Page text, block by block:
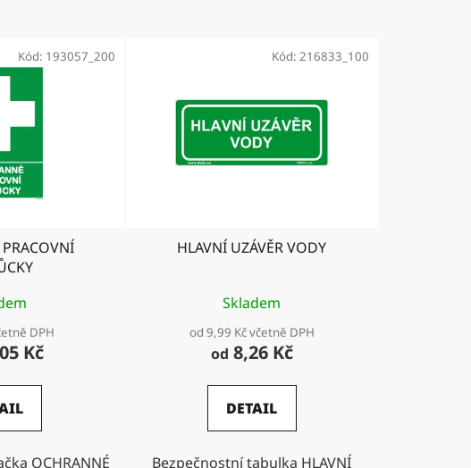
DPH
Kč
OCHRANNÉ
Kód: 193057_200
HLAVNÍ UZÁVĚR VODY
Skladem
od 9,99 Kč včetně DPH
od 8,26 Kč
DETAIL
Bezpečnostní tabulka HLAVNÍ
Kód: 216833_100